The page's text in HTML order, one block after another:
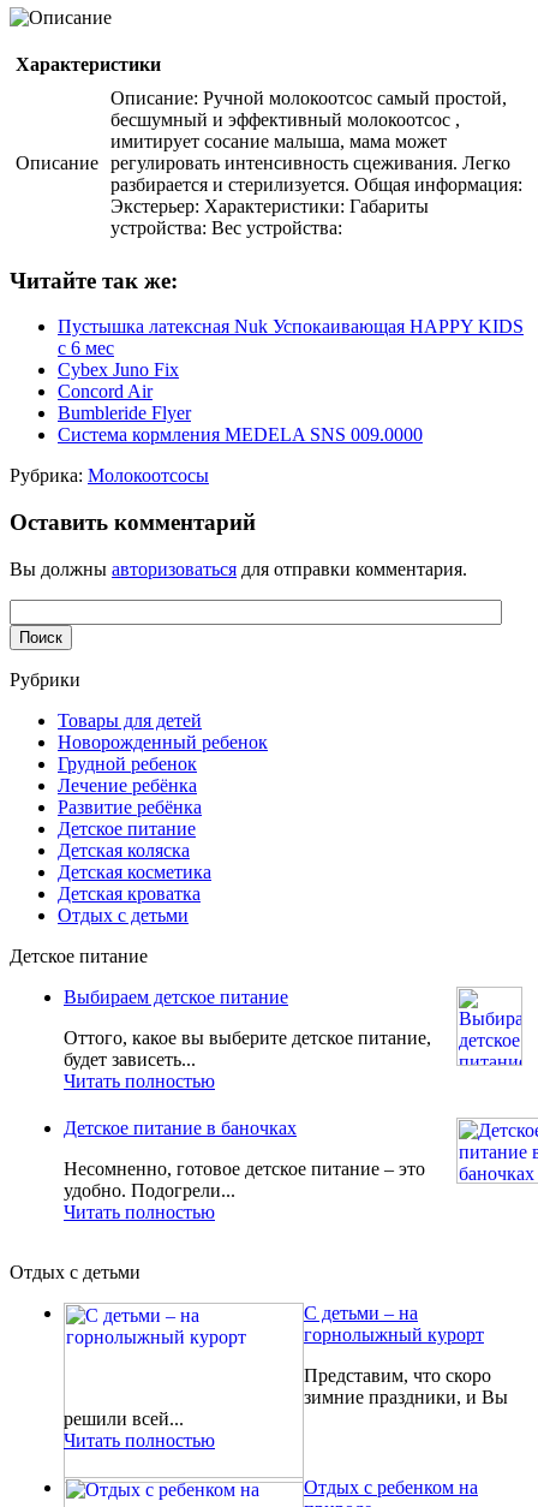
Описание
Характеристики
Описание
Описание: Ручной молокоотсос самый простой,
бесшумный и эффективный молокоотсос ,
имитирует сосание малыша, мама может
регулировать интенсивность сцеживания. Легко
разбирается и стерилизуется. Общая информация:
Экстерьер: Характеристики: Габариты
устройства: Вес устройства:
Читайте так же:
Пустышка латексная Nuk Успокаивающая HAPPY KIDS
с 6 мес
Cybex Juno Fix
Concord Air
Bumbleride Flyer
Система кормления MEDELA SNS 009.0000
Рубрика: Молокоотсосы
Оставить комментарий
Вы должны авторизоваться для отправки комментария.
Рубрики
Товары для детей
Новорожденный ребенок
Грудной ребенок
Лечение ребёнка
Развитие ребёнка
Детское питание
Детская коляска
Детская косметика
Детская кроватка
Отдых с детьми
Детское питание
Выбираем детское питание
Оттого, какое вы выберите детское питание,
будет зависеть...
Читать полностью
Детское питание в баночках
Несомненно, готовое детское питание – это
удобно. Подогрели...
Читать полностью
Отдых с детьми
С детьми – на
горнолыжный курорт
Представим, что скоро
зимние праздники, и Вы
решили всей...
Читать полностью
Отдых с ребенком на